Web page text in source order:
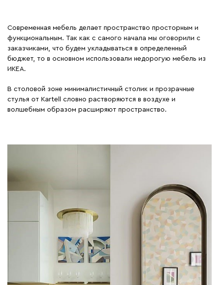
Современная мебель делает пространство просторным и
функциональным. Так как с самого начала мы оговорили с
заказчиками, что будем укладываться в определенный
бюджет, то в основном использовали недорогую мебель из
ИКЕА.
В столовой зоне минималистичный столик и прозрачные
стулья от Kartell словно растворяются в воздухе и
волшебным образом расширяют пространство.